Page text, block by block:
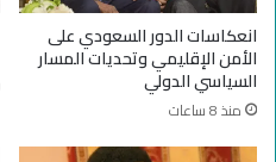
ل
أ
ث
ر
ا
ل
ى
ف
ي
ا
ل
س
انعكاسات الدور السعودي على
الأمن الإقليمي وتحديات المسار
السياسي الدولي
منذ 8 ساعات